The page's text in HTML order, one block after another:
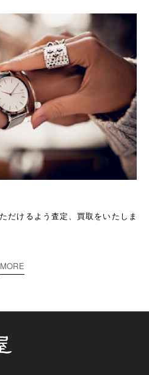
だけるよう査定、買取をいたしま
MORE